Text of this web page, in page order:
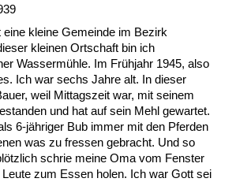
eine kleine Gemeinde im Bezirk
kleinen Ortschaft bin ich
Wassermühle. Im Frühjahr 1945, also
Ich war sechs Jahre alt. In dieser
weil Mittagszeit war, mit seinem
und hat auf sein Mehl gewartet.
6-jähriger Bub immer mit den Pferden
was zu fressen gebracht. Und so
schrie meine Oma vom Fenster
zum Essen holen. Ich war Gott sei